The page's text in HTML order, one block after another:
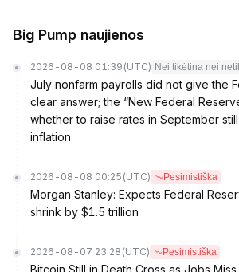
Big Pump naujienos
2026-08-08 01:39 (UTC) Nei tikėtina nei
July nonfarm payrolls did not give the
clear answer; the “New Federal
whether to raise rates in September
inflation.
2026-08-08 00:25 (UTC) Pesimistiška
Morgan Stanley: Expects Federal
shrink by $1.5 trillion
2026-08-07 23:28 (UTC) Pesimistiška
Bitcoin Still in Death Cross as Jobs